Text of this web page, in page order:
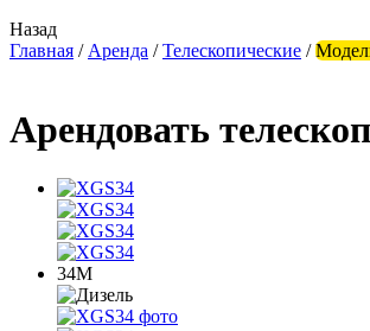
Назад
Главная / Аренда / Телескопические /
Арендовать
34М